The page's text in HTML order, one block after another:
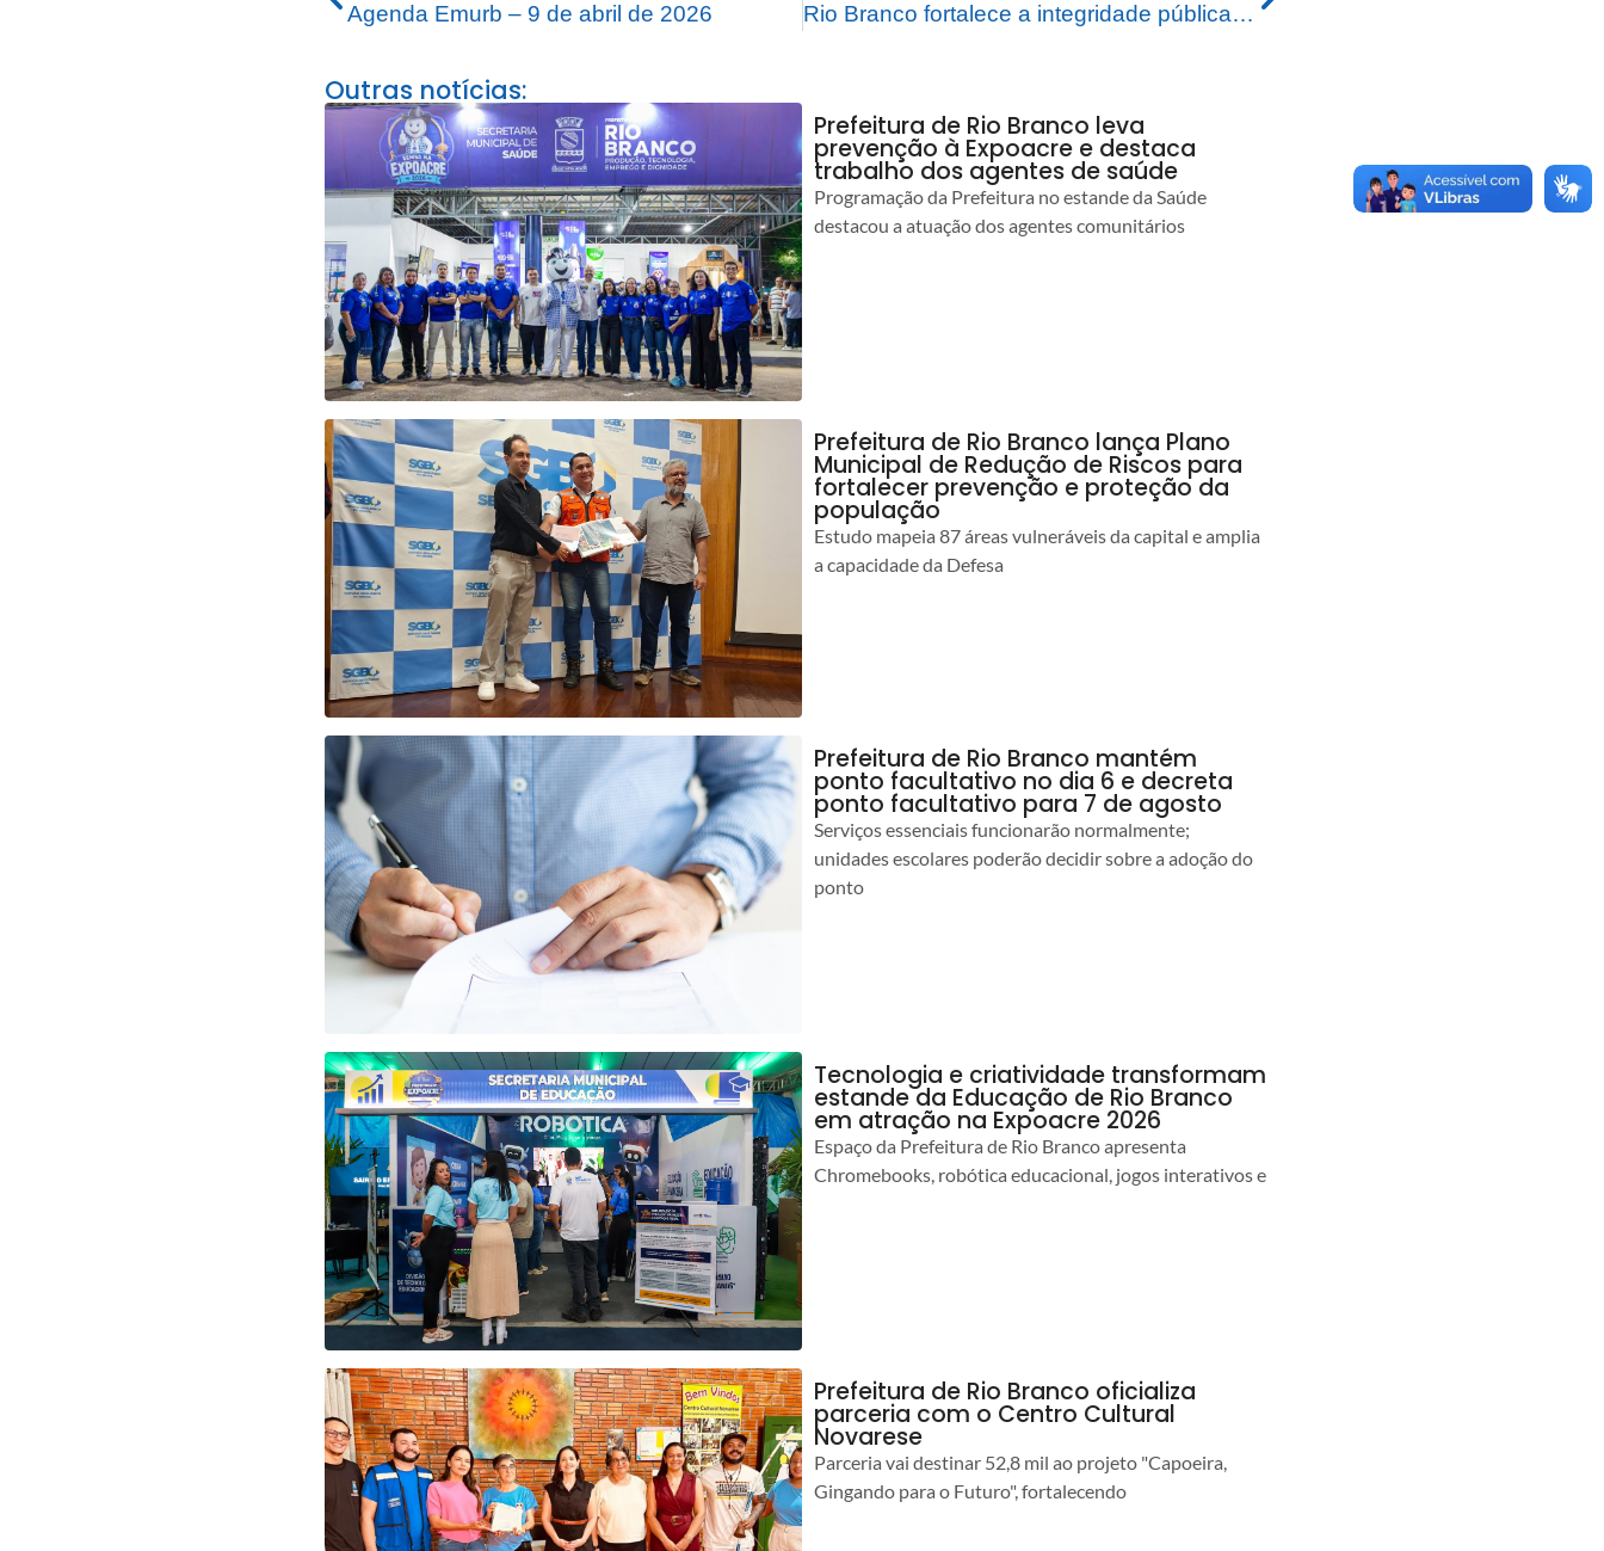
Agenda Emurb – 9 de abril de 2026
Rio Branco fortalece a integridade pública com adesão ao Time Brasil
Outras notícias:
Prefeitura de Rio Branco leva
prevenção à Expoacre e destaca
trabalho dos agentes de saúde
Programação da Prefeitura no estande da Saúde
destacou a atuação dos agentes comunitários
Prefeitura de Rio Branco lança Plano
Municipal de Redução de Riscos para
fortalecer prevenção e proteção da
população
Estudo mapeia 87 áreas vulneráveis da capital e amplia
a capacidade da Defesa
Prefeitura de Rio Branco mantém
ponto facultativo no dia 6 e decreta
ponto facultativo para 7 de agosto
Serviços essenciais funcionarão normalmente;
unidades escolares poderão decidir sobre a adoção do
ponto
Tecnologia e criatividade transformam
estande da Educação de Rio Branco
em atração na Expoacre 2026
Espaço da Prefeitura de Rio Branco apresenta
Chromebooks, robótica educacional, jogos interativos e
Prefeitura de Rio Branco oficializa
parceria com o Centro Cultural
Novarese
Parceria vai destinar 52,8 mil ao projeto "Capoeira,
Gingando para o Futuro", fortalecendo